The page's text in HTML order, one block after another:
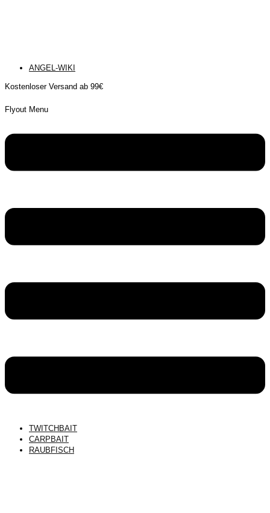
ANGEL-WIKI
Kostenloser Versand ab 99€
Flyout Menu
TWITCHBAIT
CARPBAIT
RAUBFISCH